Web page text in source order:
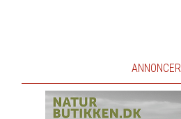
ANNONCER